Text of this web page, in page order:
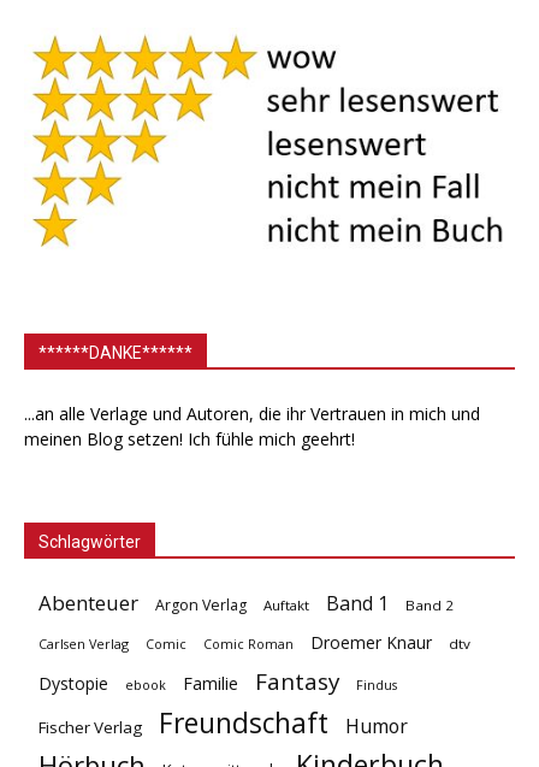
******DANKE******
...an alle Verlage und Autoren, die ihr Vertrauen in mich und
meinen Blog setzen! Ich fühle mich geehrt!
Schlagwörter
Abenteuer Argon Verlag Auftakt Band 1 Band 2
Carlsen Verlag Comic Comic Roman Droemer Knaur dtv
Dystopie ebook Familie Fantasy Findus
Fischer Verlag Freundschaft Humor